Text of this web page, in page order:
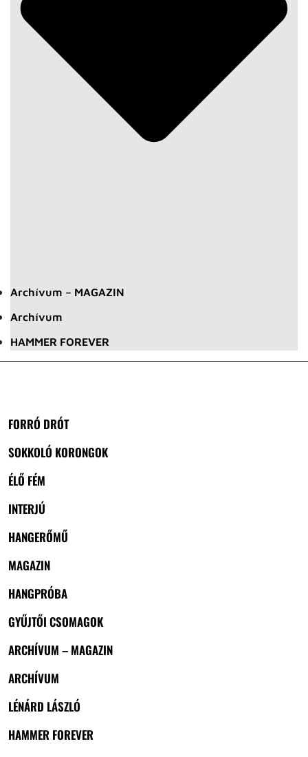
Archívum – MAGAZIN
Archívum
HAMMER FOREVER
FORRÓ DRÓT
SOKKOLÓ KORONGOK
ÉLŐ FÉM
INTERJÚ
HANGERŐMŰ
MAGAZIN
HANGPRÓBA
GYŰJTŐI CSOMAGOK
ARCHÍVUM – MAGAZIN
ARCHÍVUM
LÉNÁRD LÁSZLÓ
HAMMER FOREVER